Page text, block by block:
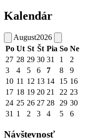
Kalendár
August2026
Po Ut St Št Pia So Ne
27 28 29 30 31 1
2
3
4 5 6 7 8
9
10 11 12 13 14 15 16
17 18 19 20 21 22 23
24 25 26 27 28 29 30
31 1 2 3 4 5 6
Návštevnosť